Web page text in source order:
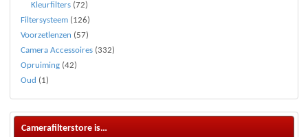
Kleurfilters (72)
Filtersysteem (126)
Voorzetlenzen (57)
Camera Accessoires (332)
Opruiming (42)
Oud (1)
Camerafilterstore is…